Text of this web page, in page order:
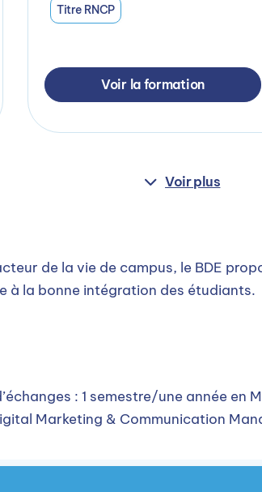
Titre RNCP
Voir la formation
Voir plus
de la vie de campus, le BDE
à la bonne intégration des étudiants.
: 1 semestre/une année
Marketing & Communication